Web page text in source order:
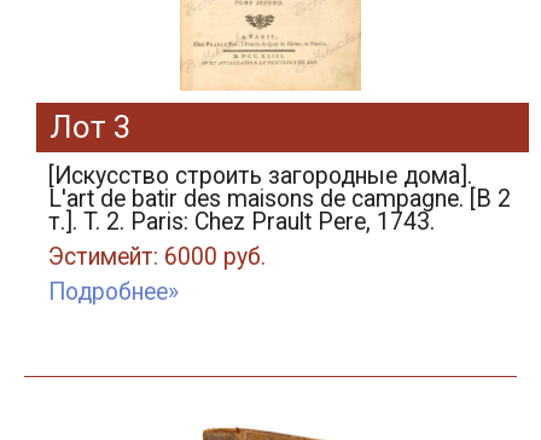
Лот 3
[Искусство строить загородные дома].
L'art de batir des maisons de campagne. [В 2
т.]. T. 2. Paris: Chez Prault Pere, 1743.
Эстимейт: 6000 руб.
Подробнее»